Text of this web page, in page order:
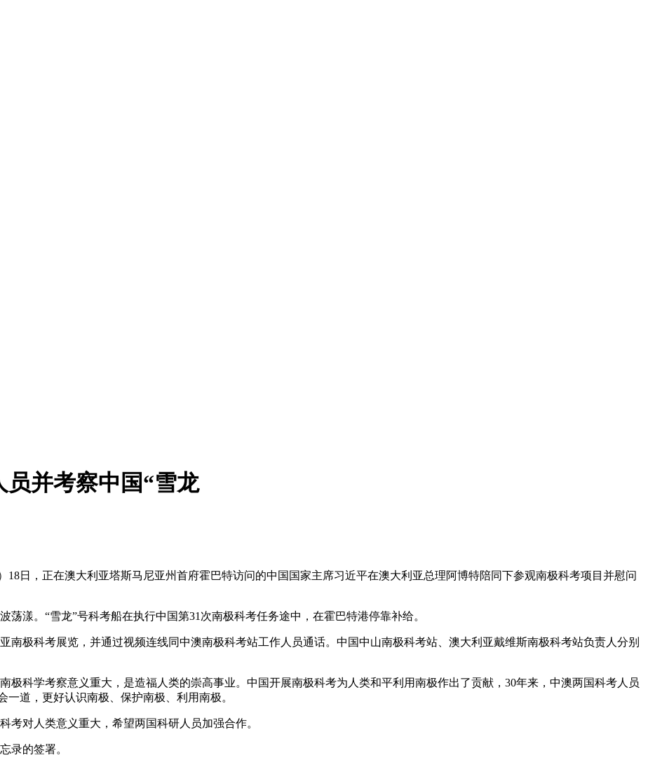
并考察中国“雪龙
日，正在澳大利亚塔斯马尼亚州首府霍巴特访问的中国国家主席习近平在澳大利亚总理阿博特陪同下参观南极科考项目并慰问
。“雪龙”号科考船在执行中国第31次南极科考任务途中，在霍巴特港停靠补给。
科考展览，并通过视频连线同中澳南极科考站工作人员通话。中国中山南极科考站、澳大利亚戴维斯南极科考站负责人分别
学考察意义重大，是造福人类的崇高事业。中国开展南极科考为人类和平利用南极作出了贡献，30年来，中澳两国科考人员
道，更好认识南极、保护南极、利用南极。
对人类意义重大，希望两国科研人员加强合作。
的签署。